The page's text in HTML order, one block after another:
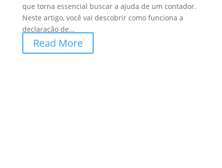
que torna essencial buscar a ajuda de um contador.
Neste artigo, você vai descobrir como funciona a
declaração de...
Read More